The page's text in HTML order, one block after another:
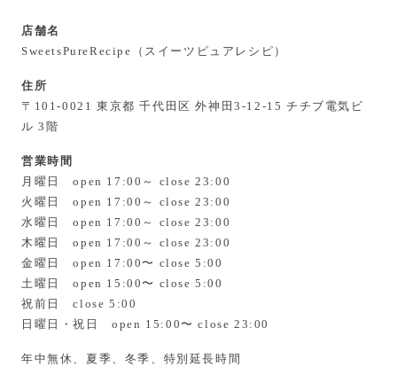
店舗名
SweetsPureRecipe（スイーツピュアレシピ）
住所
〒101-0021 東京都 千代田区 外神田3-12-15 チチブ電気ビ
ル 3階
営業時間
月曜日 open 17:00～ close 23:00
火曜日 open 17:00～ close 23:00
水曜日 open 17:00～ close 23:00
木曜日 open 17:00～ close 23:00
金曜日 open 17:00〜 close 5:00
土曜日 open 15:00〜 close 5:00
祝前日 close 5:00
日曜日・祝日 open 15:00〜 close 23:00
年中無休、夏季、冬季、特別延長時間